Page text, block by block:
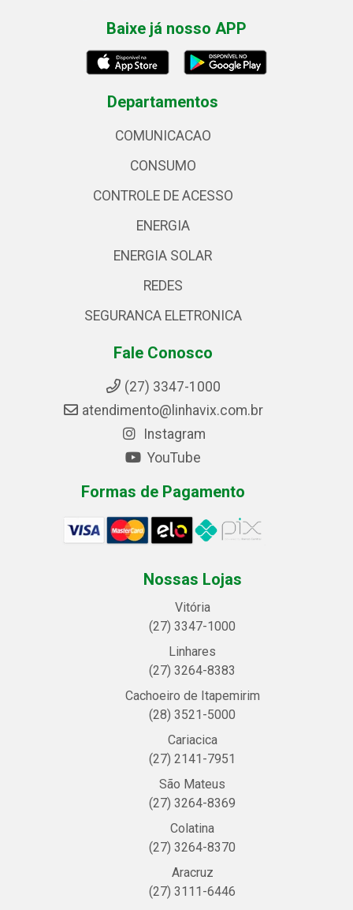
Baixe já nosso APP
Departamentos
COMUNICACAO
CONSUMO
CONTROLE DE ACESSO
ENERGIA
ENERGIA SOLAR
REDES
SEGURANCA ELETRONICA
Fale Conosco
(27) 3347-1000
atendimento@linhavix.com.br
Instagram
YouTube
Formas de Pagamento
Nossas Lojas
Vitória
(27) 3347-1000
Linhares
(27) 3264-8383
Cachoeiro de Itapemirim
(28) 3521-5000
Cariacica
(27) 2141-7951
São Mateus
(27) 3264-8369
Colatina
(27) 3264-8370
Aracruz
(27) 3111-6446